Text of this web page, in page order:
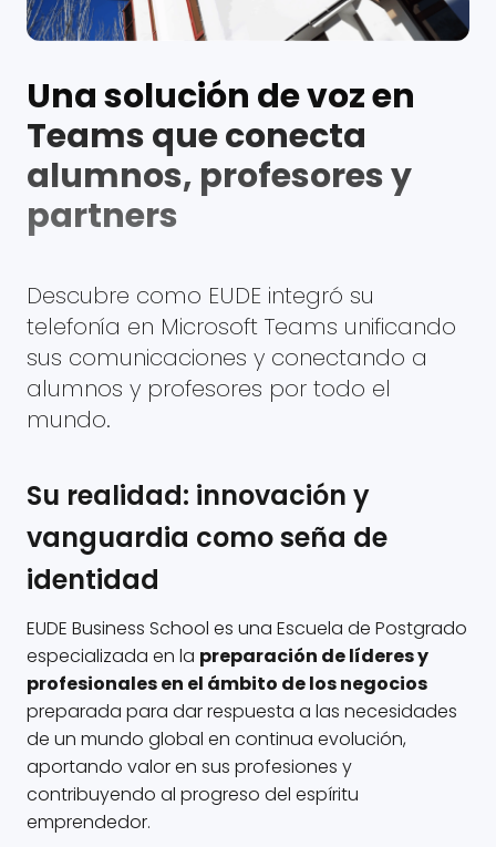
Una solución de voz en
Teams que conecta
alumnos, profesores y
partners
Descubre como EUDE integró su
telefonía en Microsoft Teams unificando
sus comunicaciones y conectando a
alumnos y profesores por todo el
mundo.
Su realidad: innovación y
vanguardia como seña de
identidad
EUDE Business School es una Escuela de Postgrado
especializada en la preparación de líderes y
profesionales en el ámbito de los negocios
preparada para dar respuesta a las necesidades
de un mundo global en continua evolución,
aportando valor en sus profesiones y
contribuyendo al progreso del espíritu
emprendedor.